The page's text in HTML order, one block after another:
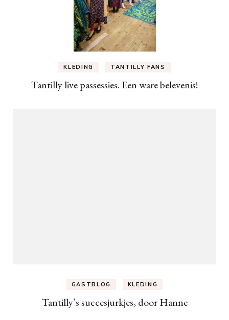
KLEDING TANTILLY FANS
Tantilly live passessies. Een ware belevenis!
GASTBLOG KLEDING
Tantilly’s succesjurkjes, door Hanne